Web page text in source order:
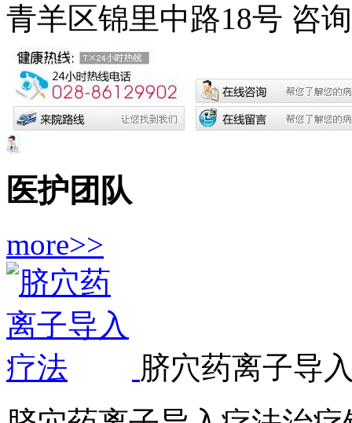
青羊区锦里中路18号 咨
医护团队
more>>
脐穴药离子导